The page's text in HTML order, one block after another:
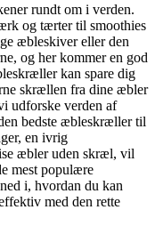
rundt om i verden.
og tærter til smoothies
æbleskiver eller den
og her kommer en god
kan spare dig
skrællen fra dine æbler
udforske verden af
bedste æbleskræller til
en ivrig
æbler uden skræl, vil
mest populære
i, hvordan du kan
med den rette